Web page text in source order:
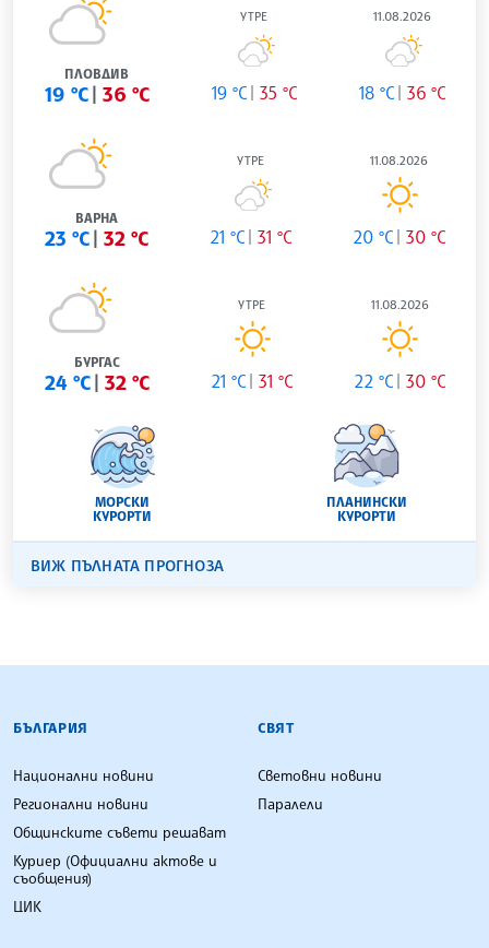
ПЛОВДИВ
19 °C 36 °C
УТРЕ
19 °C 35 °C
11.08.2026
18 °C 36 °C
ВАРНА
23 °C 32 °C
УТРЕ
21 °C 31 °C
11.08.2026
20 °C 30 °C
БУРГАС
24 °C 32 °C
УТРЕ
21 °C 31 °C
11.08.2026
22 °C 30 °C
МОРСКИ
КУРОРТИ
ПЛАНИНСКИ
КУРОРТИ
ВИЖ ПЪЛНАТА ПРОГНОЗА
БЪЛГАРСКА ТЕЛЕГРАФНА АГЕНЦИЯ
БЪЛГАРИЯ
Национални новини
Регионални новини
Общинските съвети решават
Куриер (Официални актове и
съобщения)
ЦИК
СВЯТ
Световни новини
Паралели